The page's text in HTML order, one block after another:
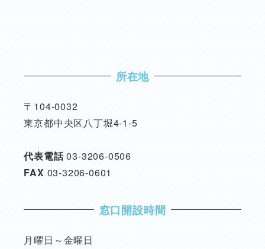
所在地
〒104-0032
東京都中央区八丁堀4-1-5
代表電話03-3206-0506
FAX 03-3206-0601
窓口開設時間
月曜日～金曜日